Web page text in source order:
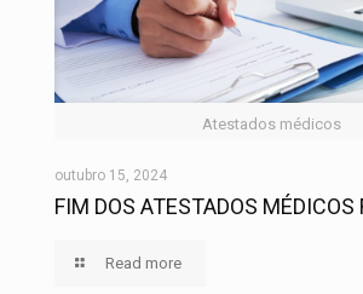
Atestados médicos
outubro 15, 2024
FIM DOS ATESTADOS MÉDICOS
Read more